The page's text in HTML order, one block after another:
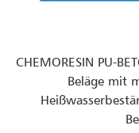
CHEMORESIN PU-
Beläge mit